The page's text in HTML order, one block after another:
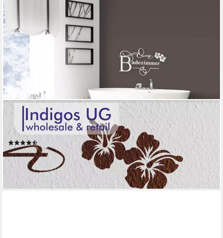
INDIGOS UG
Wandtattoo Wandtattoo - Wandaufkleber - w329 Blatt Blätter
Ranke Gewirr Pflanze
(3)
ab 19,99 €
lieferbar - in 5-6 Werktagen bei dir
+4